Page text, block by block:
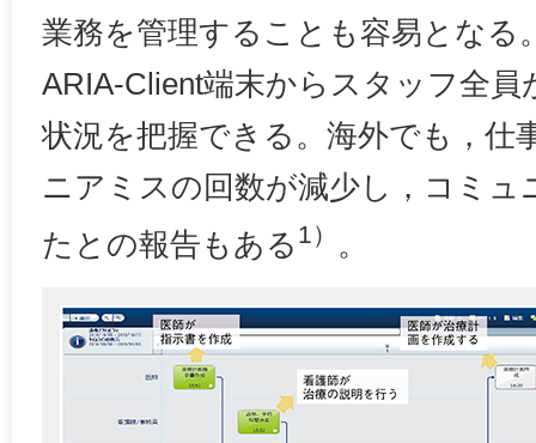
業務を管理することも容易となる
ARIA-Client端末からスタッフ全
状況を把握できる。海外でも，仕
ニアミスの回数が減少し，コミュ
たとの報告もある 1） 。